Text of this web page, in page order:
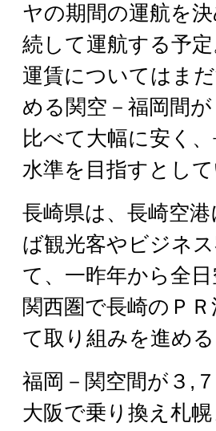
ヤの期間の運航を
続して運航する予定
運賃についてはま
める関空－福岡間
比べて大幅に安く
水準を目指すとして
長崎県は、長崎空
ば観光客やビジネ
て、一昨年から全
関西圏で長崎のＰ
て取り組みを進め
福岡－関空間が３,
大阪で乗り換え札